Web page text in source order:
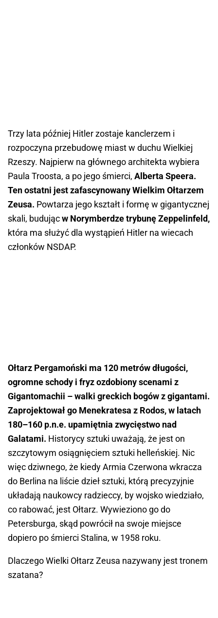
Trzy lata później Hitler zostaje kanclerzem i
rozpoczyna przebudowę miast w duchu Wielkiej
Rzeszy. Najpierw na głównego architekta wybiera
Paula Troosta, a po jego śmierci, Alberta Speera.
Ten ostatni jest zafascynowany Wielkim Ołtarzem
Zeusa. Powtarza jego kształt i formę w gigantycznej
skali, budującw Norymberdze trybunę Zeppelinfeld,
która ma służyć dla wystąpień Hitler na wiecach
członków NSDAP.
Ołtarz Pergamoński ma 120 metrów długości,
ogromne schody i fryz ozdobiony scenami z
Gigantomachii – walki greckich bogów z gigantami.
Zaprojektował go Menekratesa z Rodos, w latach
180–160 p.n.e. upamiętnia zwycięstwo nad
Galatami. Historycy sztuki uważają, że jest on
szczytowym osiągnięciem sztuki helleńskiej. Nic
więc dziwnego, że kiedy Armia Czerwona wkracza
do Berlina na liście dzieł sztuki, którą precyzyjnie
układają naukowcy radzieccy, by wojsko wiedziało,
co rabować, jest Ołtarz. Wywieziono go do
Petersburga, skąd powrócił na swoje miejsce
dopiero po śmierci Stalina, w 1958 roku.
Dlaczego Wielki Ołtarz Zeusa nazywany jest tronem
szatana?